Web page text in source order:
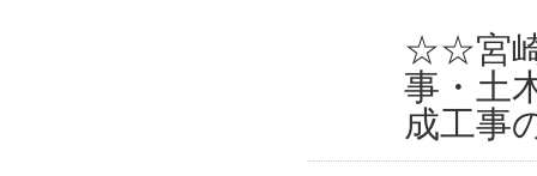
☆☆宮崎
事・土
成工事